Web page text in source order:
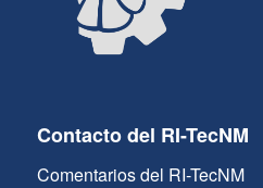
Contacto del RI-TecNM
Comentarios del RI-TecNM